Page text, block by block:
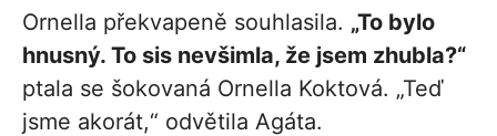
Ornella překvapeně souhlasila. „To bylo
hnusný. To sis nevšimla, že jsem zhubla?“
ptala se šokovaná Ornella Koktová. „Teď
jsme akorát,“ odvětila Agáta.